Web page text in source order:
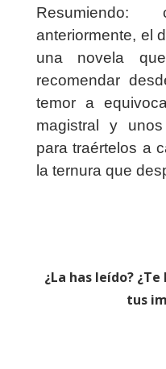
anteriormente, el
una novela
recomendar
temor a
magistral y
para traértelos a
la ternura que
¿La has leído?
tus